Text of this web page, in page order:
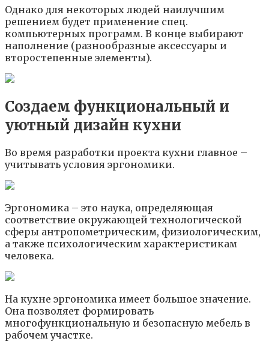
Однако для некоторых людей наилучшим
решением будет применение спец.
компьютерных программ. В конце выбирают
наполнение (разнообразные аксессуары и
второстепенные элементы).
Создаем функциональный и
уютный дизайн кухни
Во время разработки проекта кухни главное –
учитывать условия эргономики.
Эргономика – это наука, определяющая
соответствие окружающей технологической
сферы антропометрическим, физиологическим,
а также психологическим характеристикам
человека.
На кухне эргономика имеет большое значение.
Она позволяет формировать
многофункциональную и безопасную мебель в
рабочем участке.